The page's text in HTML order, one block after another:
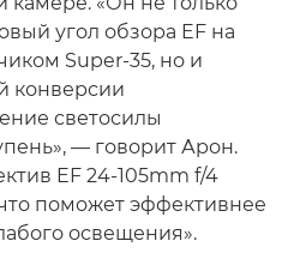
угол обзора EF на
Super-35, но и
конверсии
светосилы
— говорит Арон.
EF 24-105mm f/4
поможет эффективнее
освещения».